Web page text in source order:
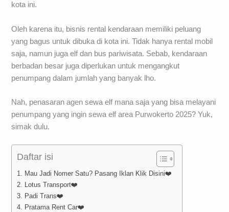
kota ini.
Oleh karena itu, bisnis rental kendaraan memiliki peluang
yang bagus untuk dibuka di kota ini. Tidak hanya rental mobil
saja, namun juga elf dan bus pariwisata. Sebab, kendaraan
berbadan besar juga diperlukan untuk mengangkut
penumpang dalam jumlah yang banyak lho.
Nah, penasaran agen sewa elf mana saja yang bisa melayani
penumpang yang ingin sewa elf area Purwokerto 2025? Yuk,
simak dulu.
Daftar isi
1. Mau Jadi Nomer Satu? Pasang Iklan Klik Disini❤️
2. Lotus Transport❤️
3. Padi Trans❤️
4. Pratama Rent Car❤️